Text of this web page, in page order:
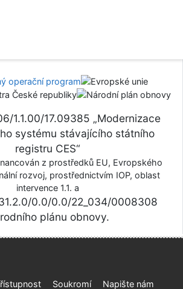
1.1.00/17.09385 „Modernizace
systému stávajícího státního
registru CES“
z prostředků EU, Evropského
rozvoj, prostřednictvím IOP, oblast
intervence 1.1. a
0.0/0.0/22_034/0008308
plánu obnovy.
Soukromí Napište nám